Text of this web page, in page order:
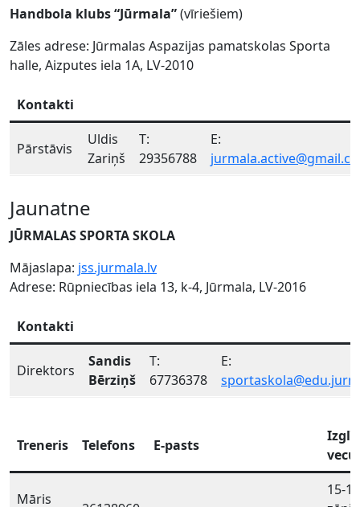
Handbola klubs “Jūrmala”(vīriešiem)
Zāles adrese: Jūrmalas Aspazijas pamatskolas Sporta
halle, Aizputes iela 1A, LV-2010
Kontakti
Pārstāvis
Uldis
Zariņš
T:
29356788
E:
Jaunatne
JŪRMALAS SPORTA SKOLA
Mājaslapa: jss.jurmala.lv
Adrese: Rūpniecības iela 13, k-4, Jūrmala, LV-2016
Kontakti
Direktors
Sandis
Bērziņš
T:
67736378
E:
Treneris Telefons E-pasts
Māris
15-